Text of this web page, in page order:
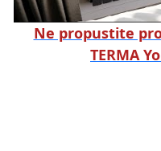
Ne propustite
TERMA